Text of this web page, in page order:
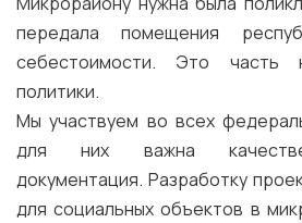
передала помещения
себестоимости. Это часть
политики.
Мы участвуем во всех
для них важна
документация. Разработку
для социальных объектов в